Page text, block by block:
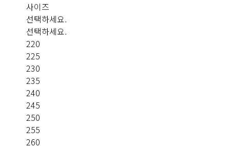
사이즈
선택하세요.
선택하세요.
220
225
230
235
240
245
250
255
260